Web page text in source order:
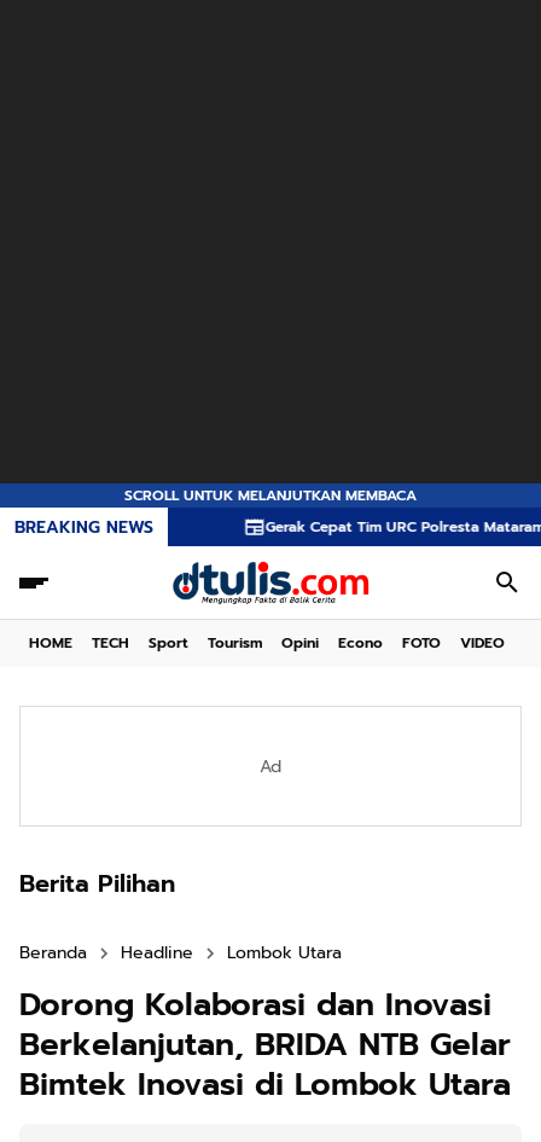
SCROLL UNTUK MELANJUTKAN MEMBACA
BREAKING NEWS Gerak Cepat Tim URC Polresta Mataram
HOME TECH Sport Tourism Opini Econo FOTO VIDEO
Ad
Berita Pilihan
Beranda Headline Lombok Utara
Dorong Kolaborasi dan Inovasi
Berkelanjutan, BRIDA NTB Gelar
Bimtek Inovasi di Lombok Utara